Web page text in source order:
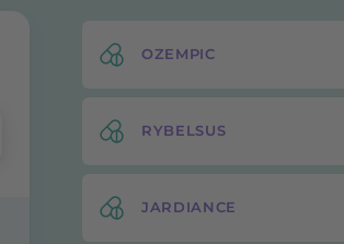
OZEMPIC
RYBELSUS
JARDIANCE